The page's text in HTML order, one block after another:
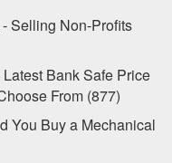
- Selling Non-Profits
Latest Bank Safe Price
From (877)
You Buy a Mechanical